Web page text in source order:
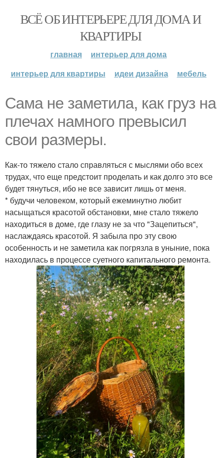
ВСЁ ОБ ИНТЕРЬЕРЕ ДЛЯ ДОМА И
КВАРТИРЫ
главная
интерьер для дома
интерьер для квартиры
идеи дизайна мебель
Сама не заметила, как груз на
плечах намного превысил
свои размеры.
Как-то тяжело стало справляться с мыслями обо всех
трудах, что еще предстоит проделать и как долго это все
будет тянуться, ибо не все зависит лишь от меня.
* будучи человеком, который ежеминутно любит
насыщаться красотой обстановки, мне стало тяжело
находиться в доме, где глазу не за что "Зацепиться",
наслаждаясь красотой. Я забыла про эту свою
особенность и не заметила как погрязла в уныние, пока
находилась в процессе суетного капитального ремонта.